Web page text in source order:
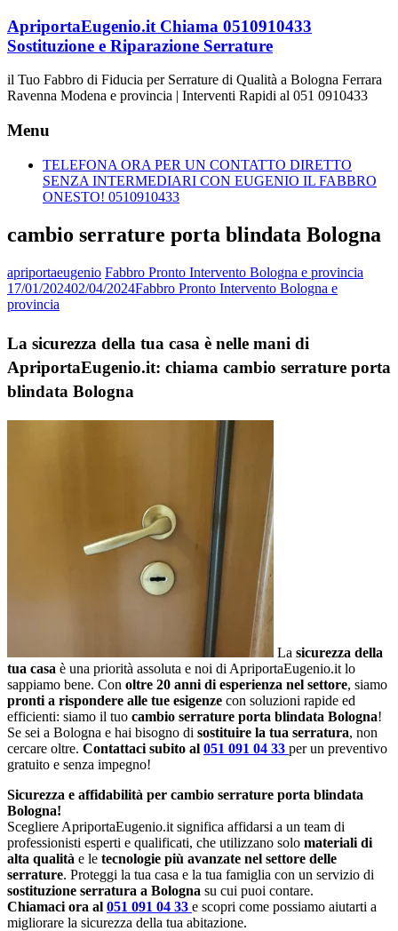
Vai
al
contenuto
ApriportaEugenio.it Chiama 0510910433
Sostituzione e Riparazione Serrature
il Tuo Fabbro di Fiducia per Serrature di Qualità a Bologna Ferrara
Ravenna Modena e provincia | Interventi Rapidi al 051 0910433
Menu
TELEFONA ORA PER UN CONTATTO DIRETTO
SENZA INTERMEDIARI CON EUGENIO IL FABBRO
ONESTO! 0510910433
cambio serrature porta blindata Bologna
apriportaeugenio Fabbro Pronto Intervento Bologna e provincia
17/01/202402/04/2024Fabbro Pronto Intervento Bologna e
provincia
La sicurezza della tua casa è nelle mani di
ApriportaEugenio.it: chiama cambio serrature porta
blindata Bologna
La sicurezza della
tua casa è una priorità assoluta e noi di ApriportaEugenio.it lo
sappiamo bene. Con oltre 20 anni di esperienza nel settore, siamo
pronti a rispondere alle tue esigenze con soluzioni rapide ed
efficienti: siamo il tuo cambio serrature porta blindata Bologna!
Se sei a Bologna e hai bisogno di sostituire la tua serratura, non
cercare oltre. Contattaci subito al 051 091 04 33 per un preventivo
gratuito e senza impegno!
Sicurezza e affidabilità per cambio serrature porta blindata
Bologna!
Scegliere ApriportaEugenio.it significa affidarsi a un team di
professionisti esperti e qualificati, che utilizzano solo materiali di
alta qualità e le tecnologie più avanzate nel settore delle
serrature. Proteggi la tua casa e la tua famiglia con un servizio di
sostituzione serratura a Bologna su cui puoi contare.
Chiamaci ora al 051 091 04 33 e scopri come possiamo aiutarti a
migliorare la sicurezza della tua abitazione.